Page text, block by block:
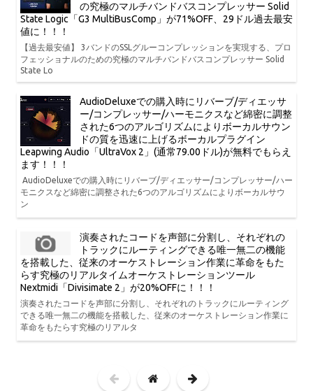
の究極のマルチバンドバスコンプレッサー Solid
State Logic「G3 MultiBusComp」が71%OFF、29ドル過去最安
値に！！！
【過去最安値】 3バンドのSSLグルーコンプレッションを実現する、プロ
フェッショナルのための究極のマルチバンドバスコンプレッサー Solid
State Lo
AudioDeluxeでの購入時にリバーブ/ディエッサ
ー/コンプレッサー/ハーモニクスなど綿密に調整
された6つのアルゴリズムによりボーカルサウン
ドの質を迅速に上げるボーカルプラグイン
Leapwing Audio「UltraVox 2」(通常79.00ドル)が無料でもらえ
ます！！！
AudioDeluxeでの購入時にリバーブ/ディエッサー/コンプレッサー/ハー
モニクスなど綿密に調整された6つのアルゴリズムによりボーカルサウ
ン
演奏されたコードを声部に分割し、それぞれの
トラックにルーティングできる唯一無二の機能
を搭載した、従来のオーケストレーション作業に革命をもた
らす究極のリアルタイムオーケストレーションツール
Nextmidi「Divisimate 2」が20%OFFに！！！
演奏されたコードを声部に分割し、それぞれのトラックにルーティング
できる唯一無二の機能を搭載した、従来のオーケストレーション作業に
革命をもたらす究極のリアルタ